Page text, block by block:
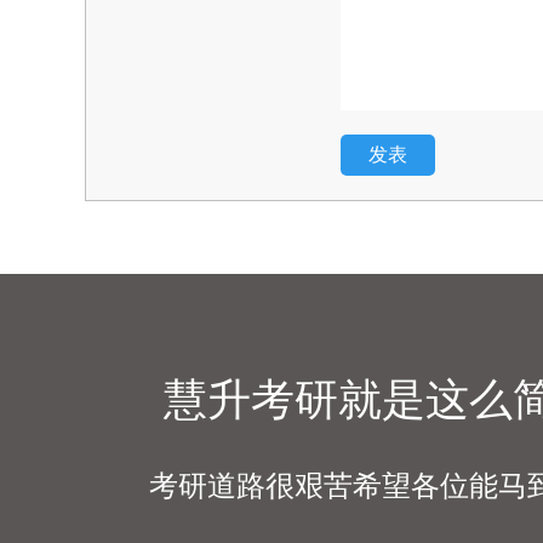
发表
慧升考研就是这么
考研道路很艰苦希望各位能马